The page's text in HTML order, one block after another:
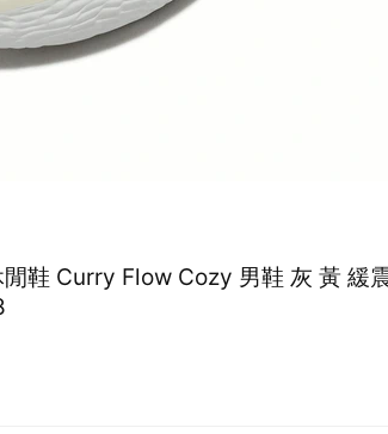
鞋 Curry Flow Cozy 男鞋 灰 黃 緩